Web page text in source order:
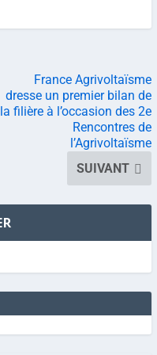
France Agrivoltaïsme
dresse un premier bilan de
la filière à l’occasion des 2e
Rencontres de
l’Agrivoltaïsme
SUIVANT